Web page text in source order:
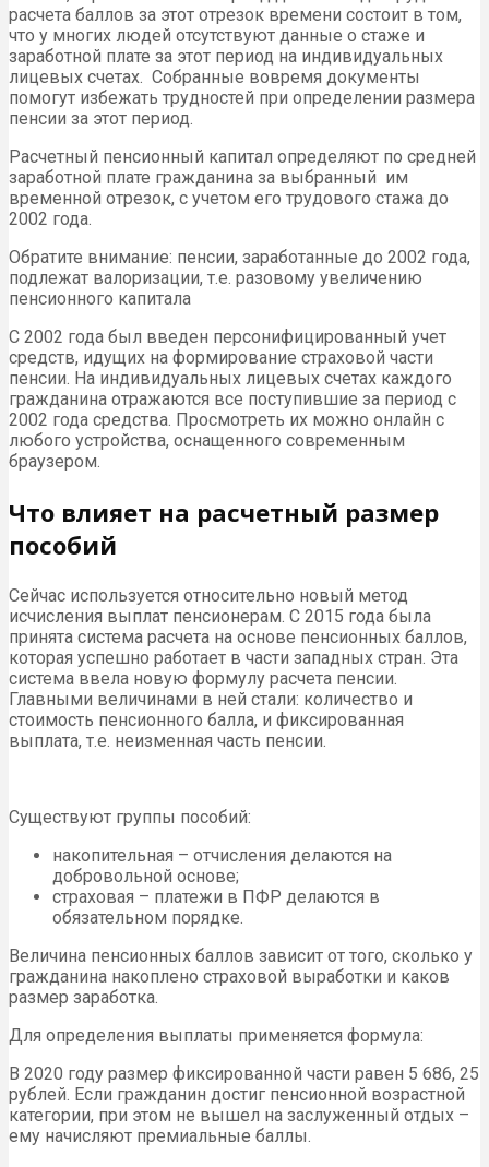
расчета баллов за этот отрезок времени состоит в том,
что у многих людей отсутствуют данные о стаже и
заработной плате за этот период на индивидуальных
лицевых счетах. Собранные вовремя документы
помогут избежать трудностей при определении размера
пенсии за этот период.
Расчетный пенсионный капитал определяют по средней
заработной плате гражданина за выбранный им
временной отрезок, с учетом его трудового стажа до
2002 года.
Обратите внимание: пенсии, заработанные до 2002 года,
подлежат валоризации, т.е. разовому увеличению
пенсионного капитала
С 2002 года был введен персонифицированный учет
средств, идущих на формирование страховой части
пенсии. На индивидуальных лицевых счетах каждого
гражданина отражаются все поступившие за период с
2002 года средства. Просмотреть их можно онлайн с
любого устройства, оснащенного современным
браузером.
Что влияет на расчетный размер
пособий
Сейчас используется относительно новый метод
исчисления выплат пенсионерам. С 2015 года была
принята система расчета на основе пенсионных баллов,
которая успешно работает в части западных стран. Эта
система ввела новую формулу расчета пенсии.
Главными величинами в ней стали: количество и
стоимость пенсионного балла, и фиксированная
выплата, т.е. неизменная часть пенсии.
Существуют группы пособий:
накопительная – отчисления делаются на
добровольной основе;
страховая – платежи в ПФР делаются в
обязательном порядке.
Величина пенсионных баллов зависит от того, сколько у
гражданина накоплено страховой выработки и каков
размер заработка.
Для определения выплаты применяется формула:
В 2020 году размер фиксированной части равен 5 686, 25
рублей. Если гражданин достиг пенсионной возрастной
категории, при этом не вышел на заслуженный отдых –
ему начисляют премиальные баллы.